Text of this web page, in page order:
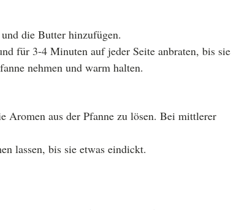
die Butter hinzufügen.
für 3-4 Minuten auf jeder Seite anbraten, bis sie
nehmen und warm halten.
Aromen aus der Pfanne zu lösen. Bei mittlerer
lassen, bis sie etwas eindickt.